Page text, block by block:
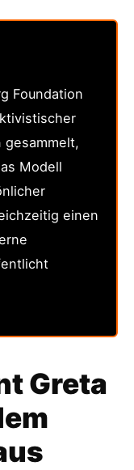
Foundation
gesammelt,
Modell
einen
Greta